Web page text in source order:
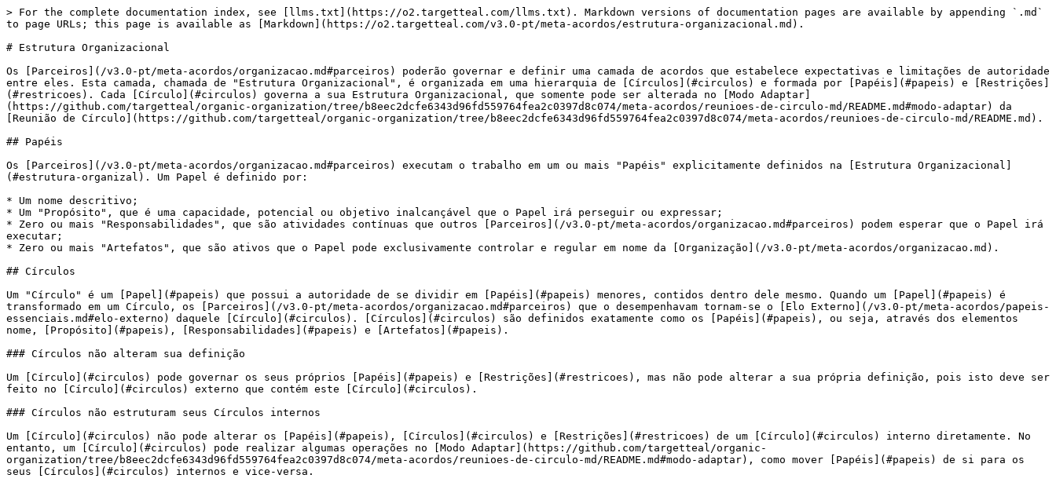
> For the complete documentation index, see [llms.txt](https://o2.targetteal.com/llms.txt). Markdown versions of documentation pages are available by appending `.md`
to page URLs; this page is available as [Markdown](https://o2.targetteal.com/v3.0-pt/meta-acordos/estrutura-organizacional.md).
# Estrutura Organizacional
Os [Parceiros](/v3.0-pt/meta-acordos/organizacao.md#parceiros) poderão governar e definir uma camada de acordos que estabelece expectativas e limitações de autoridade
entre eles. Esta camada, chamada de "Estrutura Organizacional", é organizada em uma hierarquia de [Círculos](#circulos) e formada por [Papéis](#papeis) e [Restrições]
(#restricoes). Cada [Círculo](#circulos) governa a sua Estrutura Organizacional, que somente pode ser alterada no [Modo Adaptar]
(https://github.com/targetteal/organic-organization/tree/b8eec2dcfe6343d96fd559764fea2c0397d8c074/meta-acordos/reunioes-de-circulo-md/README.md#modo-adaptar) da
[Reunião de Círculo](https://github.com/targetteal/organic-organization/tree/b8eec2dcfe6343d96fd559764fea2c0397d8c074/meta-acordos/reunioes-de-circulo-md/README.md).
## Papéis
Os [Parceiros](/v3.0-pt/meta-acordos/organizacao.md#parceiros) executam o trabalho em um ou mais "Papéis" explicitamente definidos na [Estrutura Organizacional]
(#estrutura-organizal). Um Papel é definido por:
* Um nome descritivo;
* Um "Propósito", que é uma capacidade, potencial ou objetivo inalcançável que o Papel irá perseguir ou expressar;
* Zero ou mais "Responsabilidades", que são atividades contínuas que outros [Parceiros](/v3.0-pt/meta-acordos/organizacao.md#parceiros) podem esperar que o Papel irá
executar;
* Zero ou mais "Artefatos", que são ativos que o Papel pode exclusivamente controlar e regular em nome da [Organização](/v3.0-pt/meta-acordos/organizacao.md).
## Círculos
Um "Círculo" é um [Papel](#papeis) que possui a autoridade de se dividir em [Papéis](#papeis) menores, contidos dentro dele mesmo. Quando um [Papel](#papeis) é
transformado em um Círculo, os [Parceiros](/v3.0-pt/meta-acordos/organizacao.md#parceiros) que o desempenhavam tornam-se o [Elo Externo](/v3.0-pt/meta-acordos/papeis-
essenciais.md#elo-externo) daquele [Círculo](#circulos). [Círculos](#circulos) são definidos exatamente como os [Papéis](#papeis), ou seja, através dos elementos
nome, [Propósito](#papeis), [Responsabilidades](#papeis) e [Artefatos](#papeis).
### Círculos não alteram sua definição
Um [Círculo](#circulos) pode governar os seus próprios [Papéis](#papeis) e [Restrições](#restricoes), mas não pode alterar a sua própria definição, pois isto deve ser
feito no [Círculo](#circulos) externo que contém este [Círculo](#circulos).
### Círculos não estruturam seus Círculos internos
Um [Círculo](#circulos) não pode alterar os [Papéis](#papeis), [Círculos](#circulos) e [Restrições](#restricoes) de um [Círculo](#circulos) interno diretamente. No
entanto, um [Círculo](#circulos) pode realizar algumas operações no [Modo Adaptar](https://github.com/targetteal/organic-
organization/tree/b8eec2dcfe6343d96fd559764fea2c0397d8c074/meta-acordos/reunioes-de-circulo-md/README.md#modo-adaptar), como mover [Papéis](#papeis) de si para os
seus [Círculos](#circulos) internos e vice-versa.